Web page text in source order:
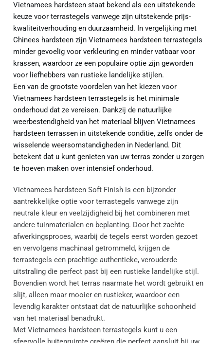
Vietnamees hardsteen staat bekend als een uitstekende
keuze voor terrastegels vanwege zijn uitstekende prijs-
kwaliteitverhouding en duurzaamheid. In vergelijking met
Chinees hardsteen zijn Vietnamees hardsteen terrastegels
minder gevoelig voor verkleuring en minder vatbaar voor
krassen, waardoor ze een populaire optie zijn geworden
voor liefhebbers van rustieke landelijke stijlen.
Een van de grootste voordelen van het kiezen voor
Vietnamees hardsteen terrastegels is het minimale
onderhoud dat ze vereisen. Dankzij de natuurlijke
weerbestendigheid van het materiaal blijven Vietnamees
hardsteen terrassen in uitstekende conditie, zelfs onder de
wisselende weersomstandigheden in Nederland. Dit
betekent dat u kunt genieten van uw terras zonder u zorgen
te hoeven maken over intensief onderhoud.
Vietnamees hardsteen Soft Finish is een bijzonder
aantrekkelijke optie voor terrastegels vanwege zijn
neutrale kleur en veelzijdigheid bij het combineren met
andere tuinmaterialen en beplanting. Door het zachte
afwerkingsproces, waarbij de tegels eerst worden gezoet
en vervolgens machinaal getrommeld, krijgen de
terrastegels een prachtige authentieke, verouderde
uitstraling die perfect past bij een rustieke landelijke stijl.
Bovendien wordt het terras naarmate het wordt gebruikt en
slijt, alleen maar mooier en rustieker, waardoor een
levendig karakter ontstaat dat de natuurlijke schoonheid
van het materiaal benadrukt.
Met Vietnamees hardsteen terrastegels kunt u een